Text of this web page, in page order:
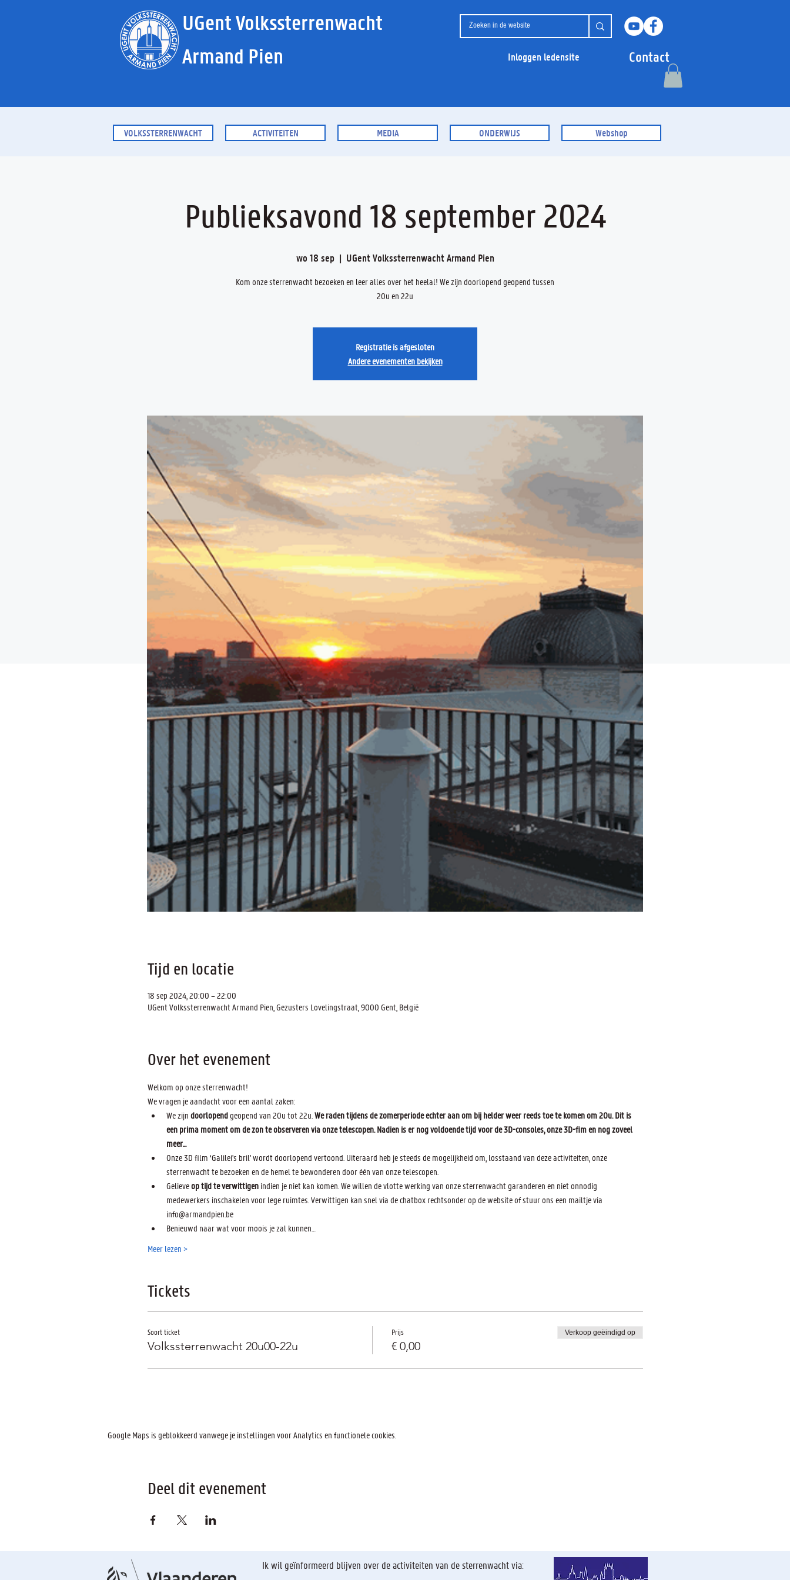
UGent Volkssterrenwacht
Armand Pien
Inloggen ledensite Contact
VOLKSSTERRENWACHT ACTIVITEITEN MEDIA ONDERWIJS Webshop
Publieksavond 18 september 2024
wo 18 sep
  |
UGent Volkssterrenwacht Armand Pien
Kom onze sterrenwacht bezoeken en leer alles over het heelal! We zijn doorlopend geopend tussen
20u en 22u
Registratie is afgesloten
Andere evenementen bekijken
Tijd en locatie
18 sep 2024, 20:00 – 22:00
UGent Volkssterrenwacht Armand Pien, Gezusters Lovelingstraat, 9000 Gent, België
Over het evenement
Welkom op onze sterrenwacht!
We vragen je aandacht voor een aantal zaken:
We zijn doorlopend geopend van 20u tot 22u. We raden tijdens de zomerperiode echter aan om bij helder weer reeds toe te komen om 20u. Dit is
een prima moment om de zon te observeren via onze telescopen. Nadien is er nog voldoende tijd voor de 3D-consoles, onze 3D-fim en nog zoveel
meer...
Onze 3D film ‘Galilei's bril' wordt doorlopend vertoond. Uiteraard heb je steeds de mogelijkheid om, losstaand van deze activiteiten, onze
sterrenwacht te bezoeken en de hemel te bewonderen door één van onze telescopen.
Gelieve op tijd te verwittigen indien je niet kan komen. We willen de vlotte werking van onze sterrenwacht garanderen en niet onnodig
medewerkers inschakelen voor lege ruimtes. Verwittigen kan snel via de chatbox rechtsonder op de website of stuur ons een mailtje via
info@armandpien.be
Benieuwd naar wat voor moois je zal kunnen…
Meer lezen >
Tickets
Soort ticket
Volkssterrenwacht 20u00-22u
Prijs
€ 0,00
Verkoop geëindigd op
Google Maps is geblokkeerd vanwege je instellingen voor Analytics en functionele cookies.
Deel dit evenement
Ik wil geïnformeerd blijven over de activiteiten van de sterrenwacht via: